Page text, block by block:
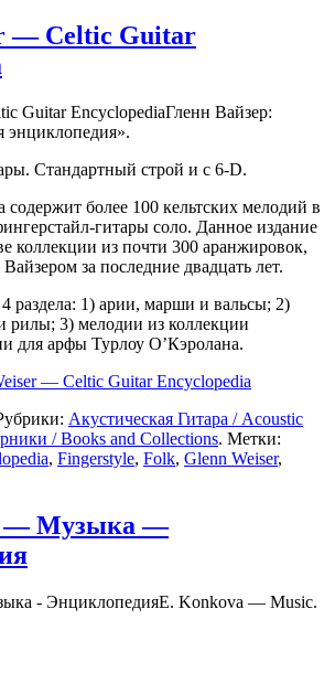
— Celtic Guitar
Гленн Вайзер:
энциклопедия».
Стандартный строй и с 6-D.
более 100 кельтских мелодий в
гитары соло. Данное издание
коллекции из почти 300 аранжировок,
за последние двадцать лет.
раздела: 1) арии, марши и вальсы; 2)
рилы; 3) мелодии из коллекции
для арфы Турлоу О’Кэролана.
— Celtic Guitar Encyclopedia
Акустическая Гитара / Acoustic
/ Books and Collections. Метки:
, Fingerstyle, Folk, Glenn Weiser,
— Музыка —
E. Konkova — Music.